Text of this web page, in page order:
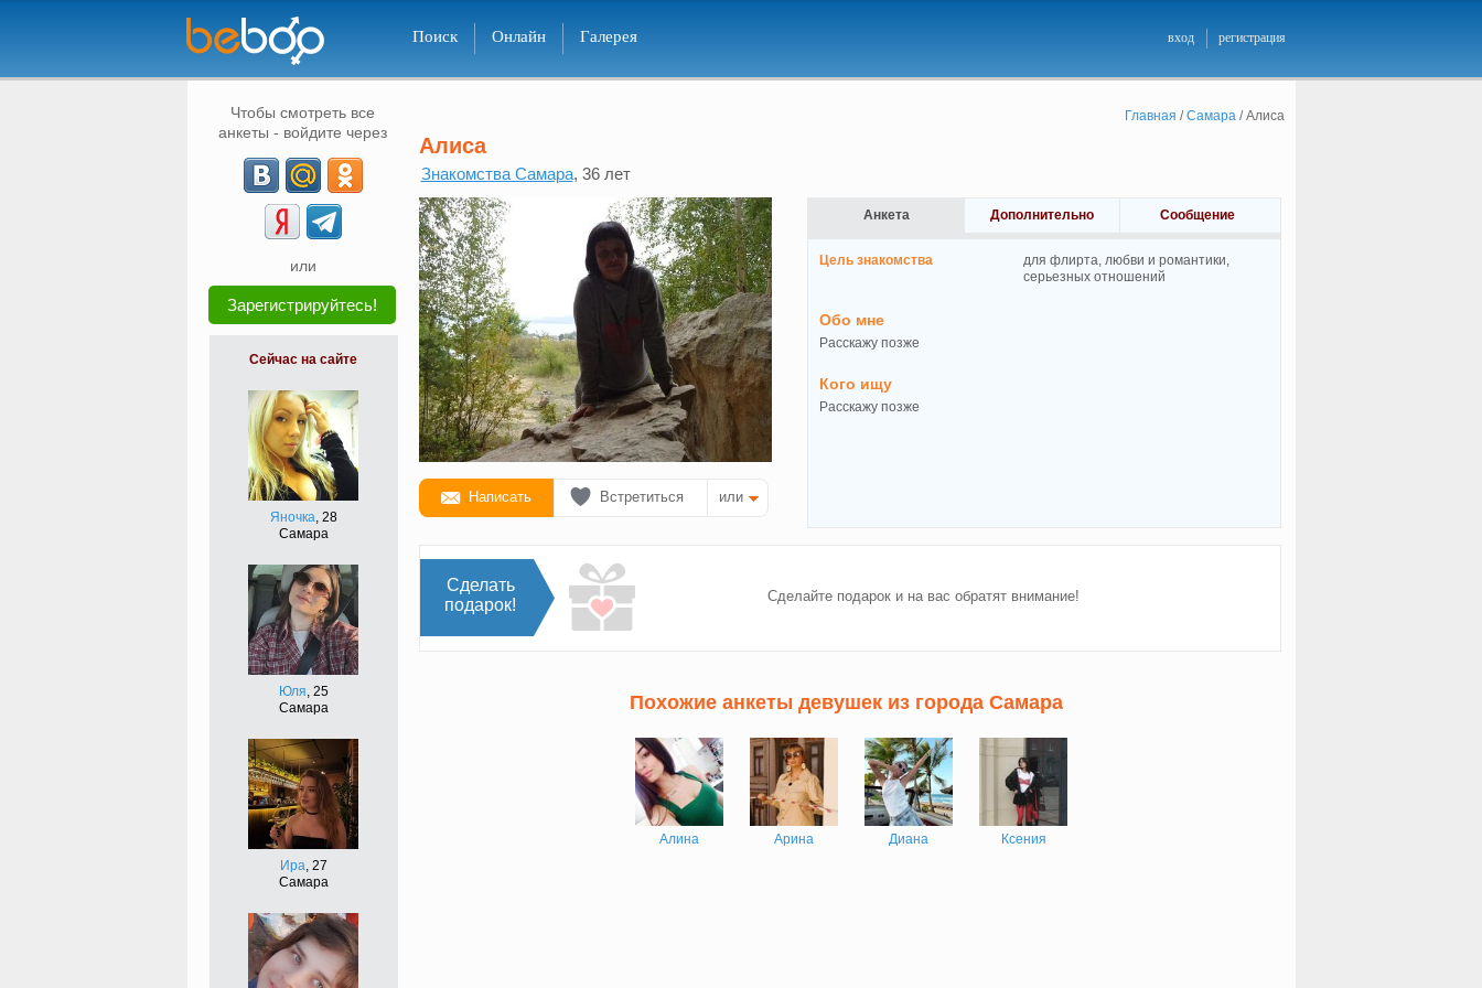
Поиск Онлайн Галерея вход регистрация
Чтобы смотреть все
анкеты - войдите через
или
Зарегистрируйтесь!
Сейчас на сайте
Яночка, 28
Самара
Юля, 25
Самара
Ира, 27
Самара
Главная /Самара/Алиса
Алиса
Знакомства Самара, 36 лет
Написать Встретиться или
Анкета Дополнительно Сообщение
Цель знакомства
для флирта, любви и романтики,
cерьезных отношений
Обо мне
Расскажу позже
Кого ищу
Расскажу позже
Сделать
подарок!
Сделайте подарок и на вас обратят внимание!
Похожие анкеты девушек из города Самара
Алина Арина Диана Ксения